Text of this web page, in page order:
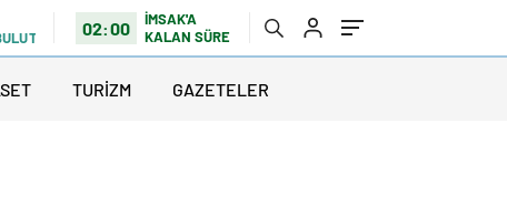
02:00
İMSAK'A
KALAN SÜRE
TURİZM GAZETELER